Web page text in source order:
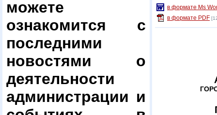
можете
ознакомится с
последними
новостями о
деятельности
администрации и
в формате Ms
в формате PDF